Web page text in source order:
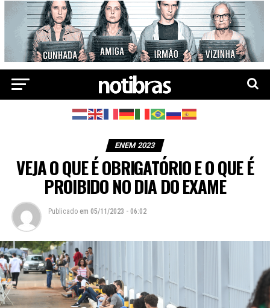
ENEM 2023
VEJA O QUE É OBRIGATÓRIO E O QUE É
PROIBIDO NO DIA DO EXAME
Publicado em 05/11/2023 - 06:02